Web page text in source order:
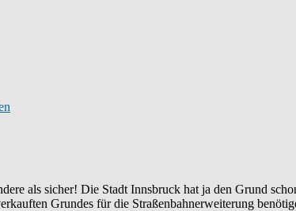
als sicher! Die Stadt Innsbruck hat ja den Grund
Grundes für die Straßenbahnerweiterung